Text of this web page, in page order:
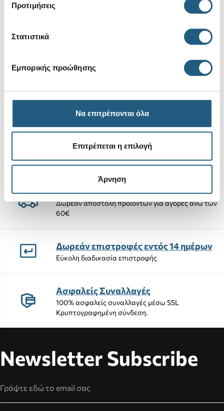
Προτιμήσεις
Στατιστικά
Εμπορικής προώθησης
Να επιτρέπονται όλα
Επιτρέπεται η επιλογή
Άρνηση
Νέο
Boo Halloween 5
18,99 €
Νέο
Spooky Snack 5 Pack
18,99 €
Αποστολές Προϊόντων
Δωρεάν αποστολή προϊόντων για αγορές άνω των
60€
Δωρεάν επιστροφές εντός 14 ημέρων
Εύκολη διαδικασία επιστροφής
Ασφαλείς Συναλλαγές
100% ασφαλείς συναλλαγές μέσω SSL
Κρυπτογραφημένη σύνδεση.
Newsletter Subscribe